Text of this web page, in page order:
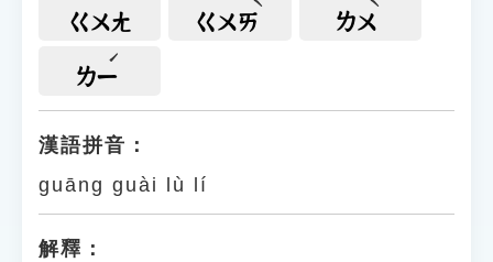
ㄍㄨㄤ ㄍㄨㄞ ㄌㄨ
ㄌㄧ
漢語拼音：
guāng guài lù lí
解釋：